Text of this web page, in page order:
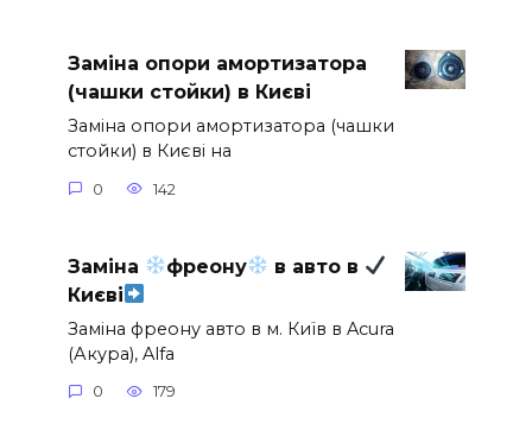
Заміна опори амортизатора
(чашки стойки) в Києві
Заміна опори амортизатора (чашки
стойки) в Києві на
0 142
Заміна фреону
в авто в
Києві
Заміна фреону авто в м. Київ в Acura
(Акура), Alfa
0 179